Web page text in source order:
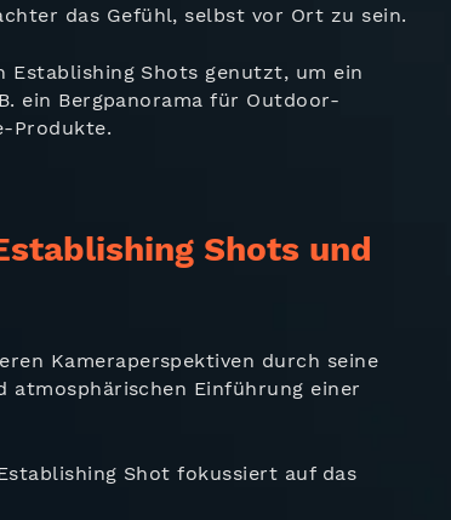
das Gefühl, selbst vor Ort zu sein.
Establishing Shots genutzt, um ein
ein Bergpanorama für Outdoor-
Produkte.
Shots und
Kameraperspektiven durch seine
Einführung einer
Shot fokussiert auf das